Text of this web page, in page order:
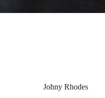
Johny Rhodes